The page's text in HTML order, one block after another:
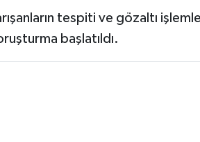
tespiti ve gözaltı
başlatıldı.